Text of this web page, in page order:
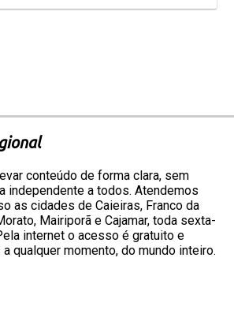
conteúdo de forma clara, sem
independente a todos. Atendemos
as cidades de Caieiras, Franco da
Mairiporã e Cajamar, toda sexta-
internet o acesso é gratuito e
qualquer momento, do mundo inteiro.